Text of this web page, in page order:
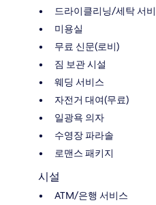
드라이클리닝/세탁 서
미용실
무료 신문(로비)
짐 보관 시설
웨딩 서비스
자전거 대여(무료)
일광욕 의자
수영장 파라솔
로맨스 패키지
시설
ATM/은행 서비스